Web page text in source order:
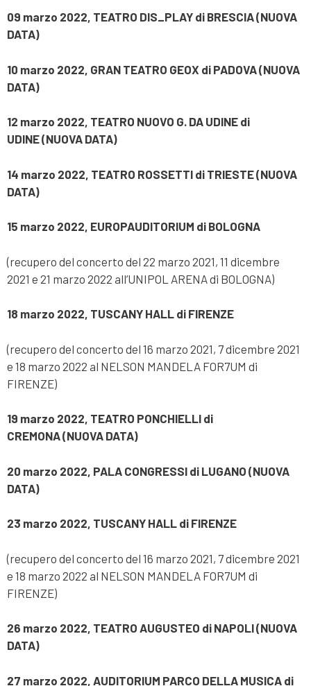
09 marzo 2022, TEATRO DIS_PLAY di BRESCIA(NUOVA
DATA)
10 marzo 2022, GRAN TEATRO GEOX di PADOVA(NUOVA
DATA)
12 marzo 2022, TEATRO NUOVO G. DA UDINE di
UDINE(NUOVA DATA)
14 marzo 2022, TEATRO ROSSETTI di TRIESTE(NUOVA
DATA)
15 marzo 2022, EUROPAUDITORIUM di BOLOGNA
(recupero del concerto del 22 marzo 2021, 11 dicembre
2021 e 21 marzo 2022 all’UNIPOL ARENA di BOLOGNA)
18 marzo 2022, TUSCANY HALL di FIRENZE
(recupero del concerto del 16 marzo 2021, 7 dicembre 2021
e 18 marzo 2022 al NELSON MANDELA FOR7UM di
FIRENZE)
19 marzo 2022, TEATRO PONCHIELLI di
CREMONA(NUOVA DATA)
20 marzo 2022, PALA CONGRESSI di LUGANO (NUOVA
DATA)
23 marzo 2022, TUSCANY HALL di FIRENZE
(recupero del concerto del 16 marzo 2021, 7 dicembre 2021
e 18 marzo 2022 al NELSON MANDELA FOR7UM di
FIRENZE)
26 marzo 2022, TEATRO AUGUSTEO di NAPOLI(NUOVA
DATA)
27 marzo 2022, AUDITORIUM PARCO DELLA MUSICA di